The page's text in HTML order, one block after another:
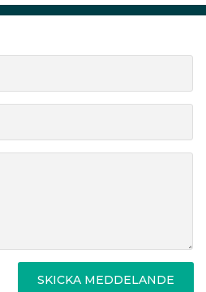
SKICKA MEDDELANDE